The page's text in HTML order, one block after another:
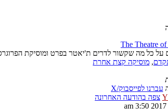
The Theatre of
על כל מה שקשור לדרים ת'יאטר בפרט ומוסיקת
, מוסיקה קצת אחרת
עברנו לפייסבוק/X
צפה בהודעה האחרונה